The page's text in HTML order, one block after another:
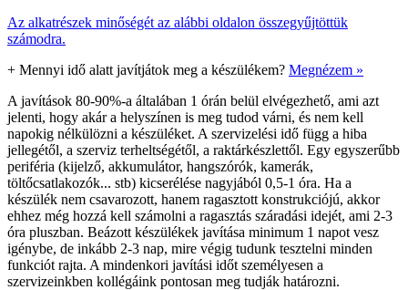
Az alkatrészek minőségét az alábbi oldalon összegyűjtöttük
számodra.
+ Mennyi idő alatt javítjátok meg a készülékem? Megnézem »
A javítások 80-90%-a általában 1 órán belül elvégezhető, ami azt
jelenti, hogy akár a helyszínen is meg tudod várni, és nem kell
napokig nélkülözni a készüléket. A szervizelési idő függ a hiba
jellegétől, a szerviz terheltségétől, a raktárkészlettől. Egy egyszerűbb
periféria (kijelző, akkumulátor, hangszórók, kamerák,
töltőcsatlakozók... stb) kicserélése nagyjából 0,5-1 óra. Ha a
készülék nem csavarozott, hanem ragasztott konstrukciójú, akkor
ehhez még hozzá kell számolni a ragasztás száradási idejét, ami 2-3
óra pluszban. Beázott készülékek javítása minimum 1 napot vesz
igénybe, de inkább 2-3 nap, mire végig tudunk tesztelni minden
funkciót rajta. A mindenkori javítási időt személyesen a
szervizeinkben kollégáink pontosan meg tudják határozni.